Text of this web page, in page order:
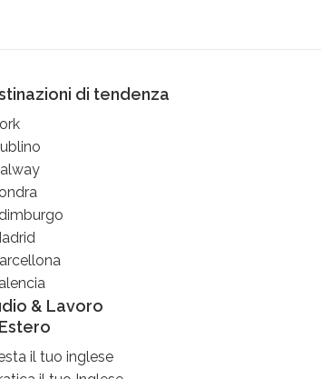
di tendenza
& Lavoro
il tuo inglese